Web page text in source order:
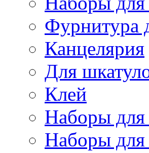
Фурнитура
Канцелярия
Для
Клей
Наборы для
Наборы для